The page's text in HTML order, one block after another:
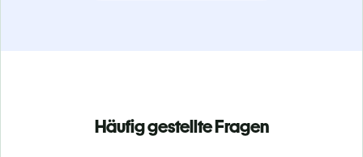
Häufig gestellte Fragen